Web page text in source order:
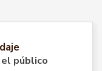
público